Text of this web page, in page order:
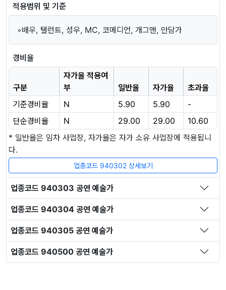
적용범위 및 기준
◦배우, 탤런트, 성우, MC, 코메디언, 개그맨, 만담가
경비율
구분
자가율 적용여
부
일반율 자가율
초과율
기준경비율
N 5.90 5.90
-
단순경비율
N 29.00 29.00
10.60
* 일반율은 임차 사업장, 자가율은 자가 소유 사업장에 적용됩니
다.
업종코드 940302 상세보기
업종코드 940303 공연 예술가
업종코드 940304 공연 예술가
업종코드 940305 공연 예술가
업종코드 940500 공연 예술가